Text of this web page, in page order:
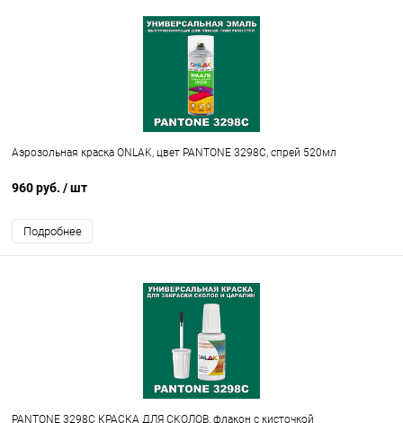
Аэрозольная краска ONLAK, цвет PANTONE 3298C, спрей 520мл
960 руб. / шт
Подробнее
PANTONE 3298C КРАСКА ДЛЯ СКОЛОВ, флакон с кисточкой